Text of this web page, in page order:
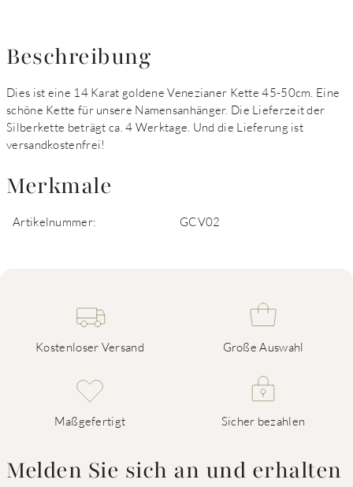
Beschreibung
Dies ist eine 14 Karat goldene Venezianer Kette 45-50cm. Eine
schöne Kette für unsere Namensanhänger. Die Lieferzeit der
Silberkette beträgt ca. 4 Werktage. Und die Lieferung ist
versandkostenfrei!
Merkmale
Artikelnummer: GCV02
Kostenloser Versand Große Auswahl
Maßgefertigt Sicher bezahlen
Melden Sie sich an und erhalten